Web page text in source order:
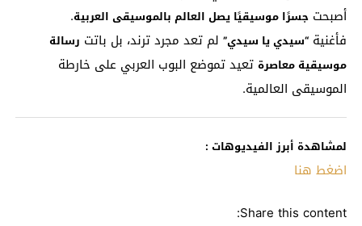
أصبحت جسرًا موسيقيًا يصل العالم بالموسيقى العربية.
فأغنية “سيدي يا سيدي”لم تعد مجرد ترند، بل باتت رسالة
موسيقية معاصرةتعيد تموضع البوب العربي على خارطة
الموسيقى العالمية.
لمشاهدة أبرز الفيديوهات :
اضغط هنا
Share this content: